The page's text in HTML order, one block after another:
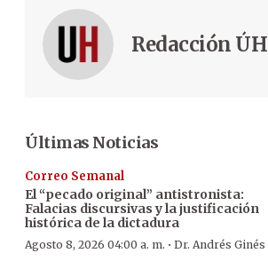
Redacción ÚH
Últimas Noticias
Correo Semanal
El “pecado original” antistronista:
Falacias discursivas y la justificación
histórica de la dictadura
Agosto 8, 2026 04:00 a. m. · Dr. Andrés Ginés